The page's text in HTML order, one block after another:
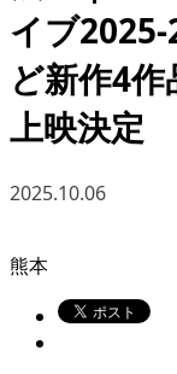
イブ
ど新作4
上映決定
2025.10.06
熊本